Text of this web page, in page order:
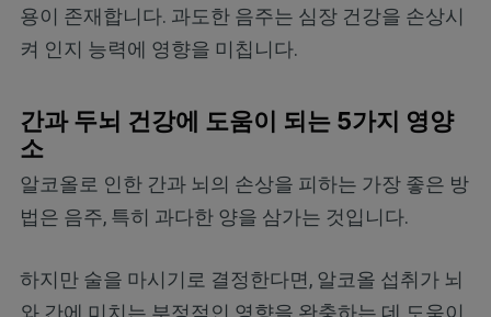
용이 존재합니다. 과도한 음주는 심장 건강을 손상시
켜 인지 능력에 영향을 미칩니다.
간과 두뇌 건강에 도움이 되는 5가지 영양
소
알코올로 인한 간과 뇌의 손상을 피하는 가장 좋은 방
법은 음주, 특히 과다한 양을 삼가는 것입니다.
하지만 술을 마시기로 결정한다면, 알코올 섭취가 뇌
와 간에 미치는 부정적인 영향을 완충하는 데 도움이